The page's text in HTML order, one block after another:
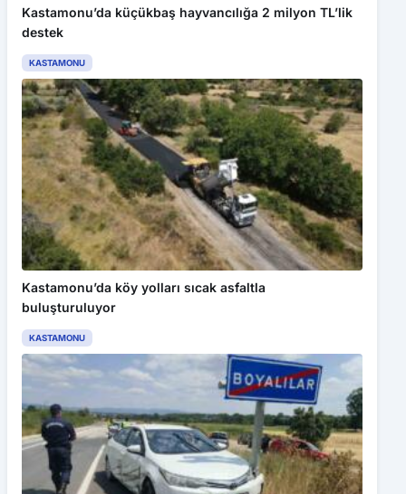
Kastamonu’da küçükbaş hayvancılığa 2 milyon TL’lik
destek
KASTAMONU
Kastamonu’da köy yolları sıcak asfaltla
buluşturuluyor
KASTAMONU